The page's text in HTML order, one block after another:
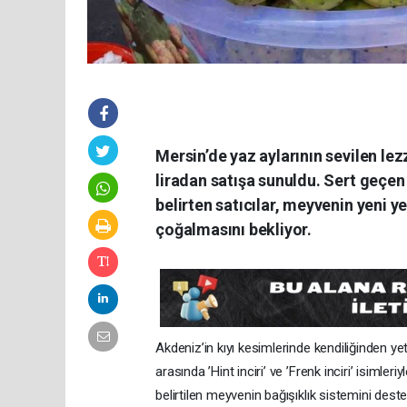
Mersin’de yaz aylarının sevilen
liradan satışa sunuldu. Sert geçen
belirten satıcılar, meyvenin yeni
çoğalmasını bekliyor.
Akdeniz’in kıyı kesimlerinde kendiliğinden
arasında ’Hint inciri’ ve ’Frenk inciri’
belirtilen meyvenin bağışıklık sistemini